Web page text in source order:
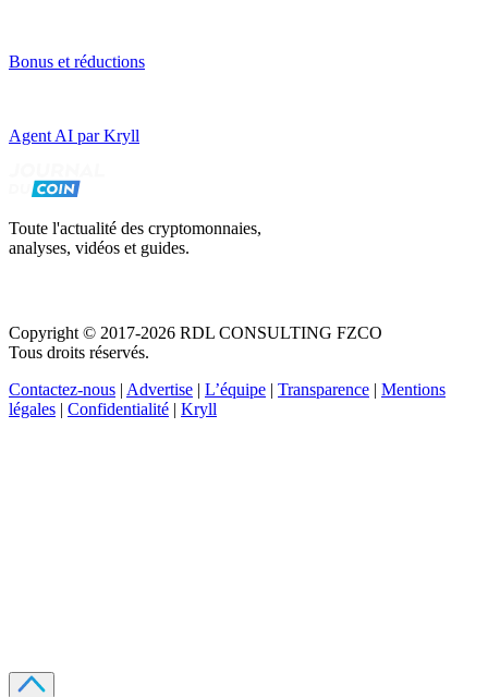
Bonus et réductions
Agent AI par Kryll
Toute l'actualité des cryptomonnaies,
analyses, vidéos et guides.
Copyright © 2017-2026 RDL CONSULTING FZCO
Tous droits réservés.
Contactez-nous | Advertise | L’équipe | Transparence | Mentions
légales | Confidentialité | Kryll